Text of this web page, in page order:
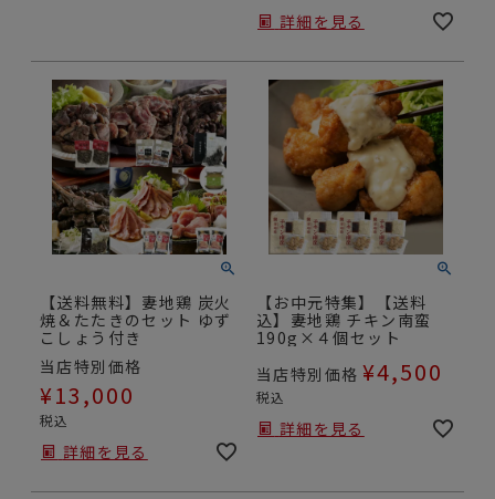
詳細を見る
【送料無料】妻地鶏 炭火
焼＆たたきのセット ゆず
こしょう付き
当店特別価格
¥13,000
税込
詳細を見る
【お中元特集】【送料
込】妻地鶏 チキン南蛮
190g×４個セット
当店特別価格 ¥4,500
税込
詳細を見る